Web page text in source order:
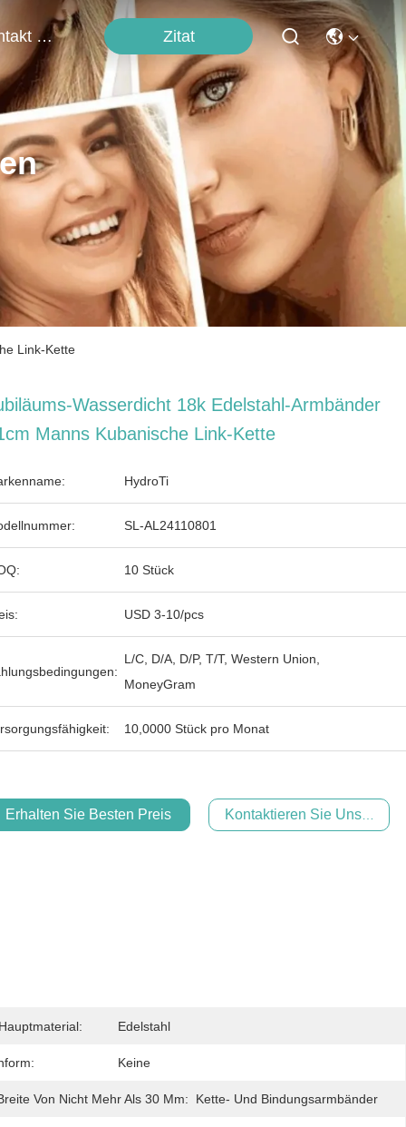
Kontakt Mit Uns Zitat
Link-Kette
Wasserdicht 18k Edelstahl-Armbänder
Manns Kubanische Link-Kette
HydroTi
SL-AL24110801
10 Stück
USD 3-10/pcs
L/C, D/A, D/P, T/T, Western Union,
MoneyGram
10,0000 Stück pro Monat
Erhalten Sie Besten Preis Kontaktieren Sie Uns Jetzt
Edelstahl
Keine
Von Nicht Mehr Als 30 Mm: Kette- Und Bindungsarmbänder